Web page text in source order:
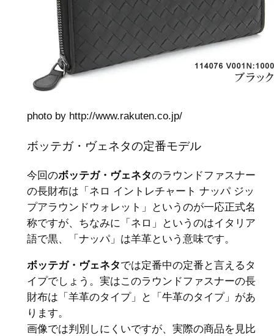
photo by http://www.rakuten.co.jp/
ボッテガ・ヴェネタの定番モデル
今回のボッテガ・ヴェネタのラウンドファスナー
の長財布は「ネロ イントレチャート ナッパ ジッ
プアラウンドウォレット」というのが一応正式名
称ですが、ちなみに「ネロ」というのはイタリア
語で黒、「ナッパ」は羊革という意味です。
ボッテガ・ヴェネタでは定番中の定番と言えるタ
イプでしょう。実はこのラウンドファスナーの長
財布は「羊革のタイプ」と「牛革のタイプ」があ
ります。
画像では判別しにくいですが、実際の商品を見比